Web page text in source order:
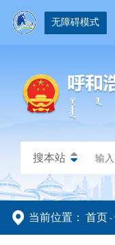
无障碍模式
搜本站
政务动
当前位置： 首页 -